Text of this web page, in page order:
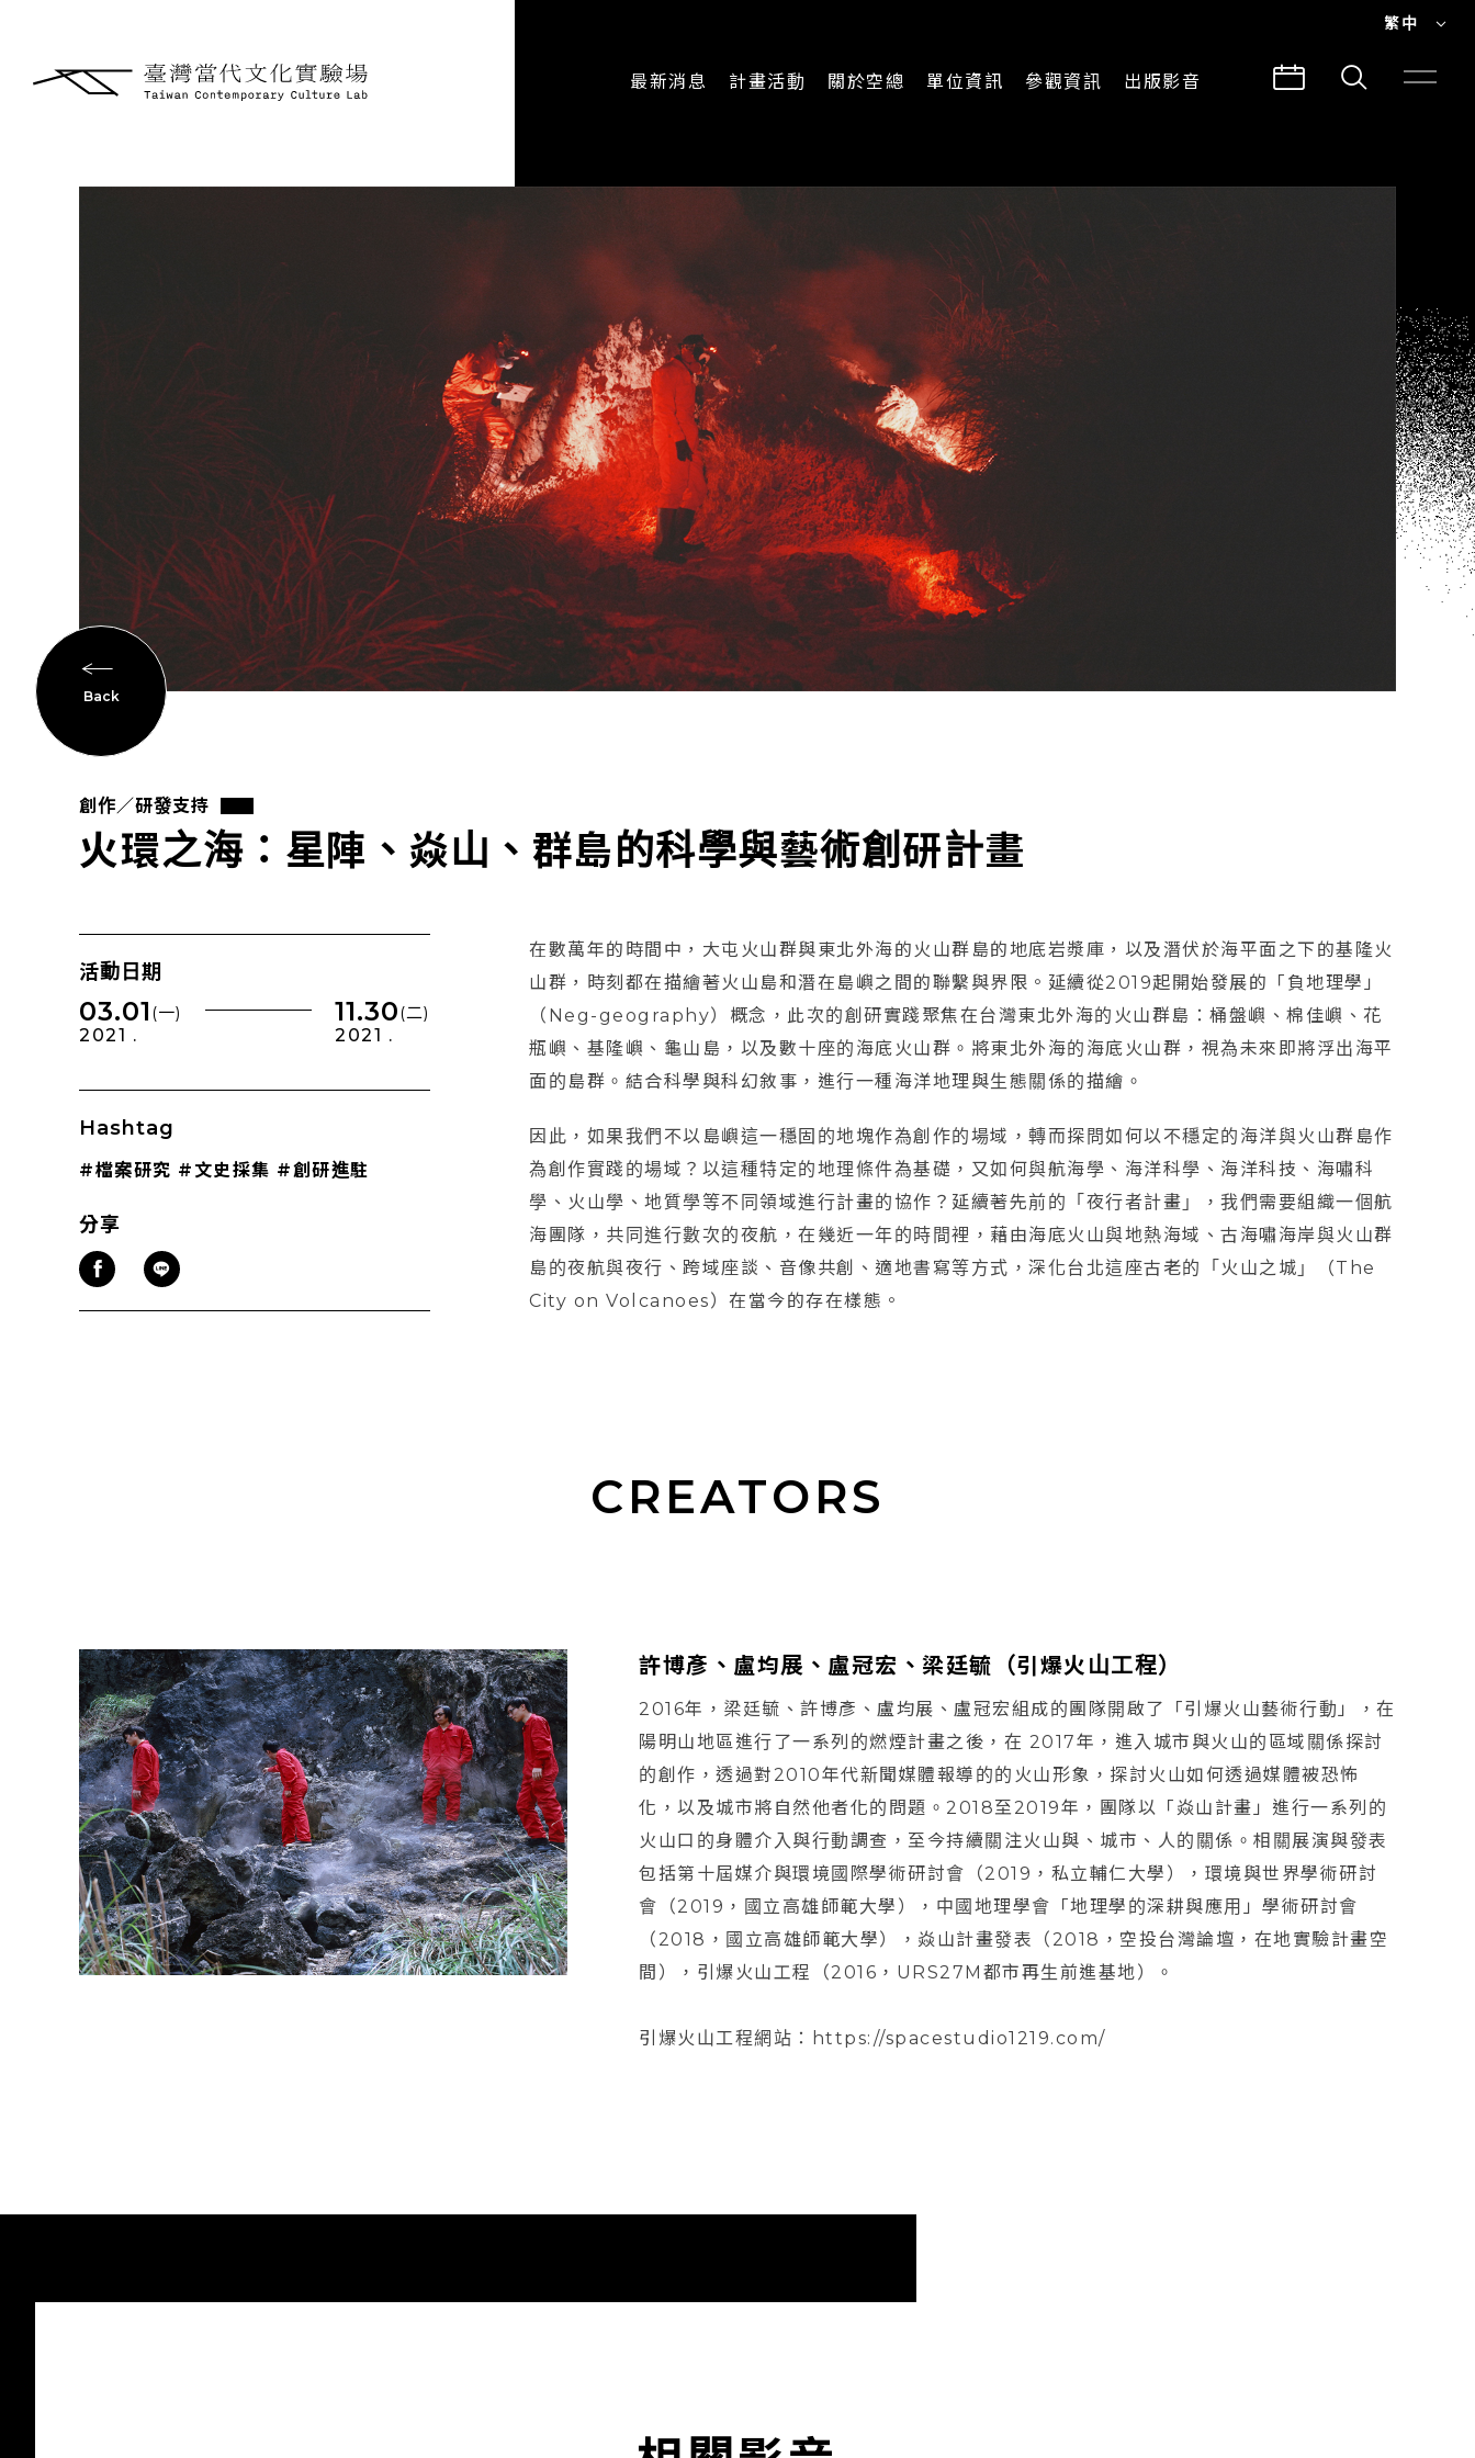
繁中
最新消息
即時新聞
計畫活動
主題計畫
關於空總
組織架構
認識執行長
加入我們
單位資訊 參觀資訊
交通與地圖
導覽服務
出版影音
所有影音
Back
創作／研發支持
火環之海：星陣、焱山、群島的科學與藝術創研計畫
活動日期
03.01 (一)
2021 .
11.30(二)
2021 .
Hashtag
#檔案研究 #文史採集 #創研進駐
分享
在數萬年的時間中，大屯火山群與東北外海的火山群島的地底岩漿庫，以及潛伏於海平面之下的基隆火
山群，時刻都在描繪著火山島和潛在島嶼之間的聯繫與界限。延續從2019起開始發展的「負地理學」
（Neg-geography）概念，此次的創研實踐聚焦在台灣東北外海的火山群島：桶盤嶼、棉佳嶼、花
瓶嶼、基隆嶼、龜山島，以及數十座的海底火山群。將東北外海的海底火山群，視為未來即將浮出海平
面的島群。結合科學與科幻敘事，進行一種海洋地理與生態關係的描繪。
因此，如果我們不以島嶼這一穩固的地塊作為創作的場域，轉而探問如何以不穩定的海洋與火山群島作
為創作實踐的場域？以這種特定的地理條件為基礎，又如何與航海學、海洋科學、海洋科技、海嘯科
學、火山學、地質學等不同領域進行計畫的協作？延續著先前的「夜行者計畫」，我們需要組織一個航
海團隊，共同進行數次的夜航，在幾近一年的時間裡，藉由海底火山與地熱海域、古海嘯海岸與火山群
島的夜航與夜行、跨域座談、音像共創、適地書寫等方式，深化台北這座古老的「火山之城」（The
City on Volcanoes）在當今的存在樣態。
CREATORS
許博彥、盧均展、盧冠宏、梁廷毓（引爆火山工程）
2016年，梁廷毓、許博彥、盧均展、盧冠宏組成的團隊開啟了「引爆火山藝術行動」，在
陽明山地區進行了一系列的燃煙計畫之後，在 2017年，進入城市與火山的區域關係探討
的創作，透過對2010年代新聞媒體報導的的火山形象，探討火山如何透過媒體被恐怖
化，以及城市將自然他者化的問題。2018至2019年，團隊以「焱山計畫」進行一系列的
火山口的身體介入與行動調查，至今持續關注火山與、城市、人的關係。相關展演與發表
包括第十屆媒介與環境國際學術研討會（2019，私立輔仁大學），環境與世界學術研討
會（2019，國立高雄師範大學），中國地理學會「地理學的深耕與應用」學術研討會
（2018，國立高雄師範大學），焱山計畫發表（2018，空投台灣論壇，在地實驗計畫空
間），引爆火山工程（2016，URS27M都市再生前進基地）。
引爆火山工程網站：https://spacestudio1219.com/